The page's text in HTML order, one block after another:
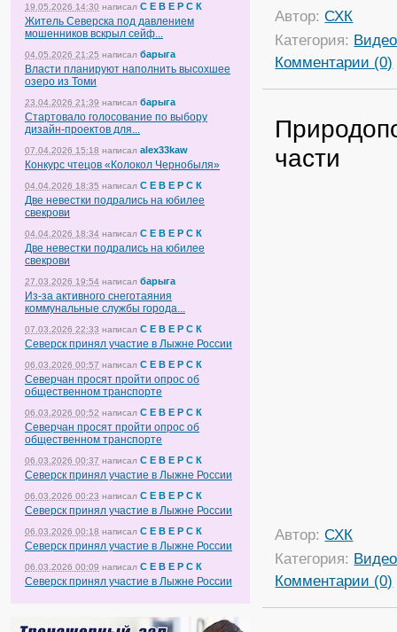
19.05.2026 14:30 написал С Е В Е Р С К
Житель Северска под давлением
мошенников вскрыл сейф...
04.05.2026 21:25 написал барыга
Власти планируют наполнить высохшее
озеро из Томи
23.04.2026 21:39 написал барыга
Стартовало голосование по выбору
дизайн-проектов для...
07.04.2026 15:18 написал alex33kaw
Конкурс чтецов «Колокол Чернобыля»
04.04.2026 18:35 написал С Е В Е Р С К
Две невестки подрались на юбилее
свекрови
04.04.2026 18:34 написал С Е В Е Р С К
Две невестки подрались на юбилее
свекрови
27.03.2026 19:54 написал барыга
Из-за активного снеготаяния
коммунальные службы города...
07.03.2026 22:33 написал С Е В Е Р С К
Северск принял участие в Лыжне России
06.03.2026 00:57 написал С Е В Е Р С К
Северчан просят пройти опрос об
общественном транспорте
06.03.2026 00:52 написал С Е В Е Р С К
Северчан просят пройти опрос об
общественном транспорте
06.03.2026 00:37 написал С Е В Е Р С К
Северск принял участие в Лыжне России
06.03.2026 00:23 написал С Е В Е Р С К
Северск принял участие в Лыжне России
06.03.2026 00:18 написал С Е В Е Р С К
Северск принял участие в Лыжне России
06.03.2026 00:09 написал С Е В Е Р С К
Северск принял участие в Лыжне России
Автор:СХК
Категория: Видео
Комментарии (0)
части
Автор:СХК
Категория: Видео
Комментарии (0)